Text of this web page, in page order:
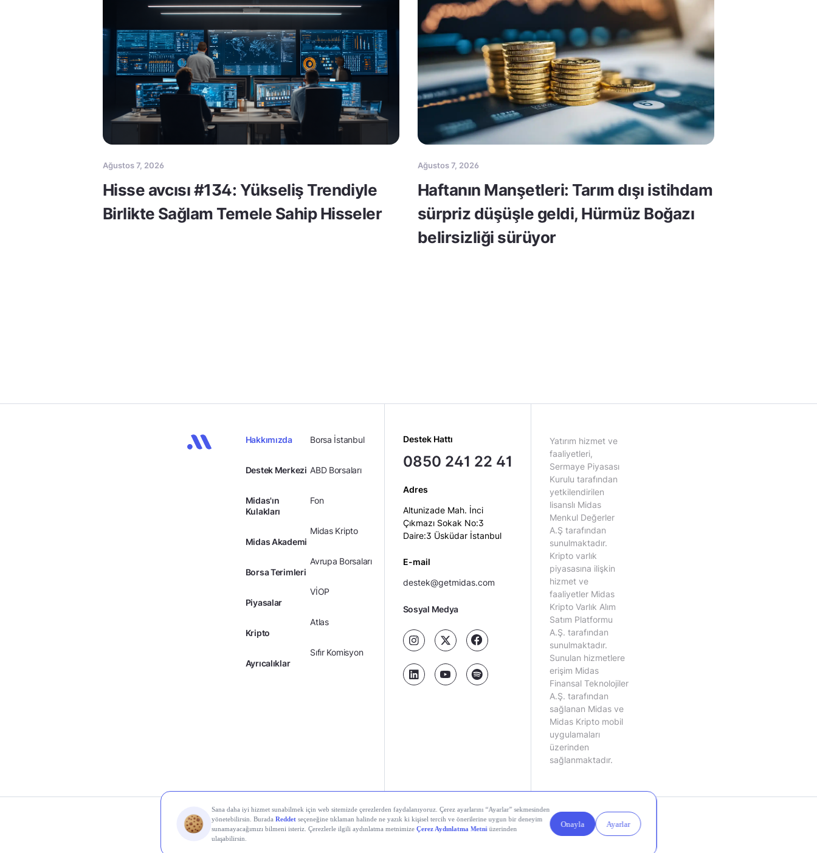
Ağustos 7, 2026
Hisse avcısı #134: Yükseliş Trendiyle
Birlikte Sağlam Temele Sahip Hisseler
Ağustos 7, 2026
Haftanın Manşetleri: Tarım dışı istihdam
sürpriz düşüşle geldi, Hürmüz Boğazı
belirsizliği sürüyor
Hakkımızda
Destek Merkezi
Midas'ın
Kulakları
Midas Akademi
Borsa Terimleri
Piyasalar
Kripto
Ayrıcalıklar
Borsa İstanbul
ABD Borsaları
Fon
Midas Kripto
Avrupa Borsaları
VİOP
Atlas
Sıfır Komisyon
Destek Hattı
0850 241 22 41
Adres
Altunizade Mah. İnci
Çıkmazı Sokak No:3
Daire:3 Üsküdar İstanbul
E-mail
destek@getmidas.com
Sosyal Medya
Yatırım hizmet ve
faaliyetleri,
Sermaye Piyasası
Kurulu tarafından
yetkilendirilen
lisanslı Midas
Menkul Değerler
A.Ş tarafından
sunulmaktadır.
Kripto varlık
piyasasına ilişkin
hizmet ve
faaliyetler Midas
Kripto Varlık Alım
Satım Platformu
A.Ş. tarafından
sunulmaktadır.
Sunulan hizmetlere
erişim Midas
Finansal Teknolojiler
A.Ş. tarafından
sağlanan Midas ve
Midas Kripto mobil
uygulamaları
üzerinden
sağlanmaktadır.
© 2026 Midas Finansal Teknolojiler A.Ş. Tüm hakları saklıdır.
Kişisel
Verilerin
Gizlilik
Yasal
Çerez